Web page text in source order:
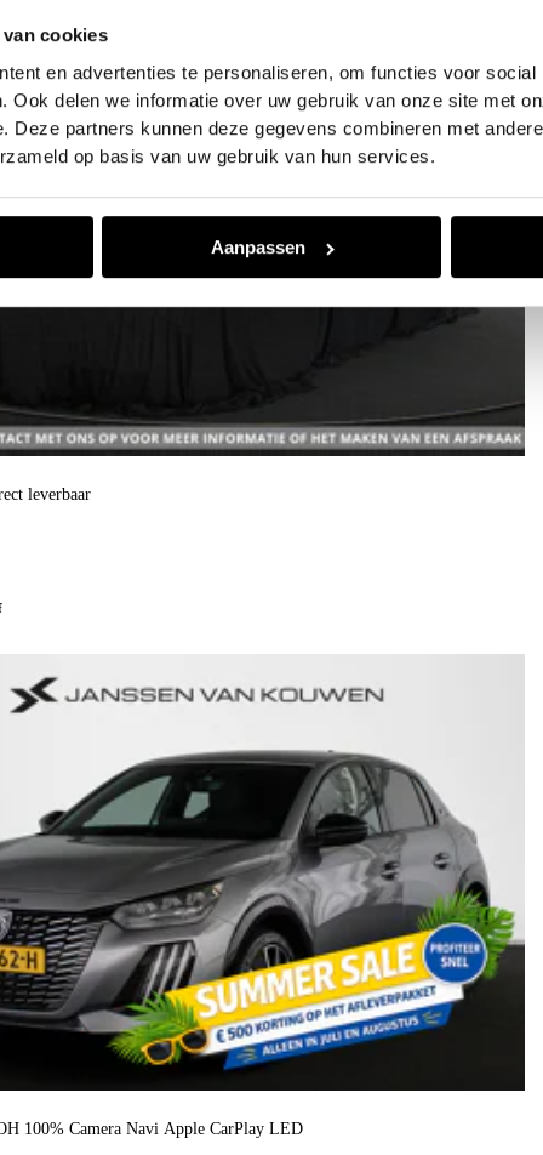
cookies
en advertenties te personaliseren, om functies voor
Ook delen we informatie over uw gebruik van onze site met
Deze partners kunnen deze gegevens combineren met
op basis van uw gebruik van hun services.
Aanpassen
leverbaar
100% Camera Navi Apple CarPlay LED